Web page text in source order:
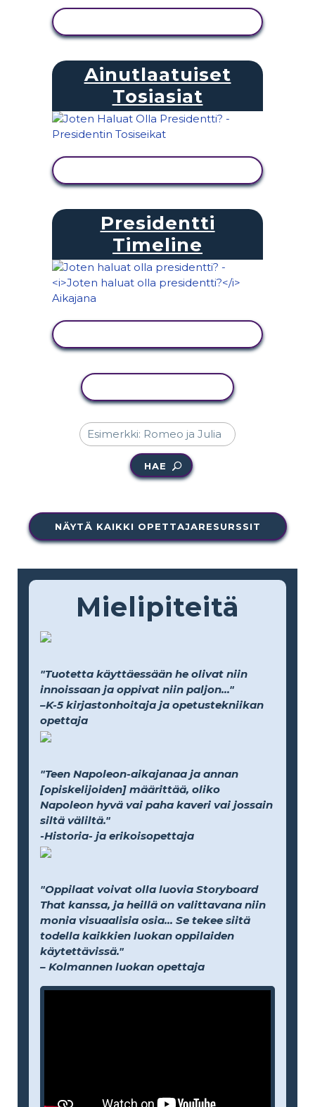
Ainutlaatuiset
Tosiasiat
Presidentti
Timeline
HAE
NÄYTÄ KAIKKI OPETTAJARESURSSIT
Mielipiteitä
"Tuotetta käyttäessään he olivat niin
innoissaan ja oppivat niin paljon..."
–K-5 kirjastonhoitaja ja opetustekniikan
opettaja
"Teen Napoleon-aikajanaa ja annan
[opiskelijoiden] määrittää, oliko
Napoleon hyvä vai paha kaveri vai jossain
siltä väliltä."
-Historia- ja erikoisopettaja
"Oppilaat voivat olla luovia Storyboard
That kanssa, ja heillä on valittavana niin
monia visuaalisia osia... Se tekee siitä
todella kaikkien luokan oppilaiden
käytettävissä."
– Kolmannen luokan opettaja